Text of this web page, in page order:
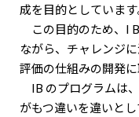
成を目的としています
この目的のため、I
ながら、チャレンジ
評価の仕組みの開発に
IB のプログラムは
がもつ違いを違いと